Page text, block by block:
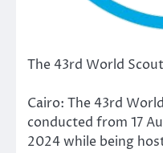
The 43rd World
Cairo: The 43rd
conducted from 17
2024 while being